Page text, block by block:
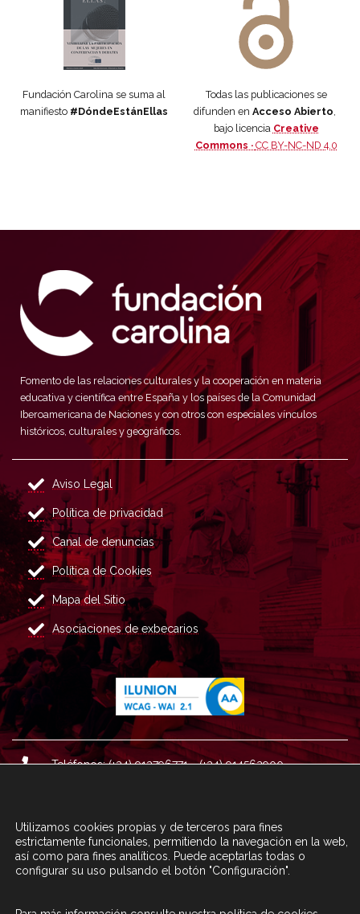
Fundación Carolina se suma al
manifiesto #DóndeEstánEllas
Todas las publicaciones se
difunden en Acceso Abierto,
bajo licencia Creative
Commons · CC BY-NC-ND 4.0
Fomento de las relaciones culturales y la cooperación en materia
educativa y científica entre España y los países de la Comunidad
Iberoamericana de Naciones y con otros con especiales vínculos
históricos, culturales y geográficos.
Aviso Legal
Política de privacidad
Canal de denuncias
Política de Cookies
Mapa del Sitio
Asociaciones de exbecarios
Teléfonos: (+34) 913796771 - (+34) 914562900
Correo : informacion@fundacioncarolina.es
CONTACTA CON FCA TRAVÉS DEL
Utilizamos cookies propias y de terceros para fines
estrictamente funcionales, permitiendo la navegación en la web,
así como para fines analíticos. Puede aceptarlas todas o
configurar su uso pulsando el botón "Configuración".